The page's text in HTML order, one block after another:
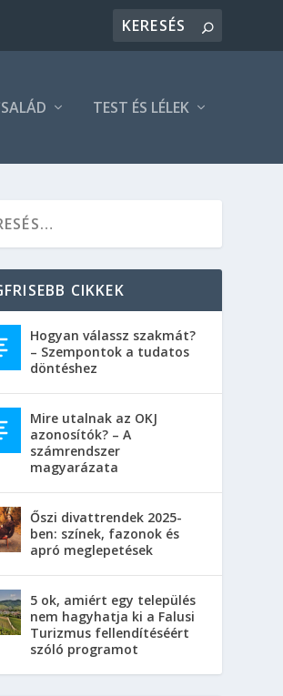
TEST ÉS LÉLEK
CIKKEK
Hogyan válassz szakmát?
– Szempontok a tudatos
döntéshez
Mire utalnak az OKJ
azonosítók? – A
számrendszer
magyarázata
Őszi divattrendek 2025-
ben: színek, fazonok és
apró meglepetések
5 ok, amiért egy település
nem hagyhatja ki a Falusi
Turizmus fellendítéséért
szóló programot